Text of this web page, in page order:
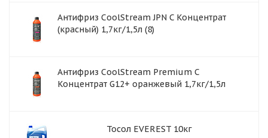
Антифриз CoolStream JPN C Концентрат
(красный) 1,7кг/1,5л (8)
Антифриз CoolStream Premium C
Концентрат G12+ оранжевый 1,7кг/1,5л
Тосол EVEREST 10кг